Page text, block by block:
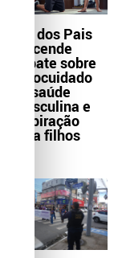
Dia dos Pais
reacende
debate sobre
autocuidado
da saúde
masculina e
inspiração
para filhos